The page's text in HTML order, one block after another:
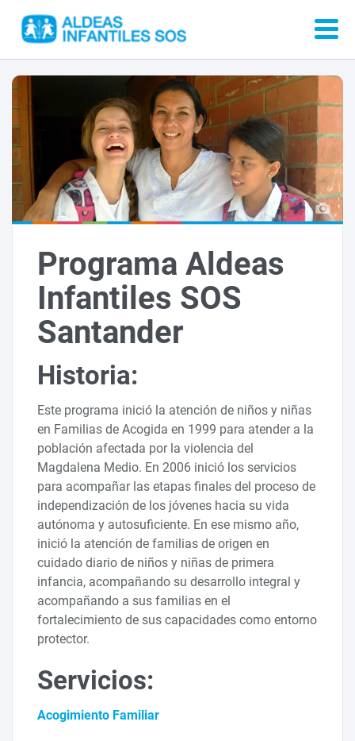
Programa Aldeas
Infantiles SOS
Santander
Historia:
Este programa inició la atención de niños y niñas
en Familias de Acogida en 1999 para atender a la
población afectada por la violencia del
Magdalena Medio. En 2006 inició los servicios
para acompañar las etapas finales del proceso de
independización de los jóvenes hacia su vida
autónoma y autosuficiente. En ese mismo año,
inició la atención de familias de origen en
cuidado diario de niños y niñas de primera
infancia, acompañando su desarrollo integral y
acompañando a sus familias en el
fortalecimiento de sus capacidades como entorno
protector.
Servicios:
Acogimiento Familiar